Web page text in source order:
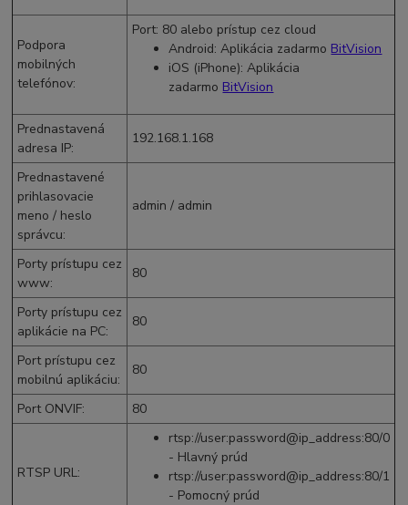
Podpora
mobilných
telefónov:
Port: 80 alebo prístup cez cloud
Android: Aplikácia zadarmo BitVision
iOS (iPhone): Aplikácia
zadarmo BitVision
Prednastavená
adresa IP:
192.168.1.168
Prednastavené
prihlasovacie
meno / heslo
správcu:
admin / admin
Porty prístupu cez
www:
80
Porty prístupu cez
aplikácie na PC:
80
Port prístupu cez
mobilnú aplikáciu:
80
Port ONVIF: 80
RTSP URL:
rtsp://user:password@ip_address:80/0
- Hlavný prúd
rtsp://user:password@ip_address:80/1
- Pomocný prúd